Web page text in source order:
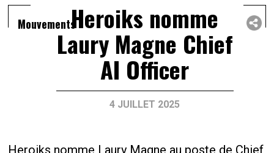
MouvementsHeroiks nomme
Laury Magne Chief
AI Officer
4 JUILLET 2025
Heroiks nomme Laury Magne au poste de Chief